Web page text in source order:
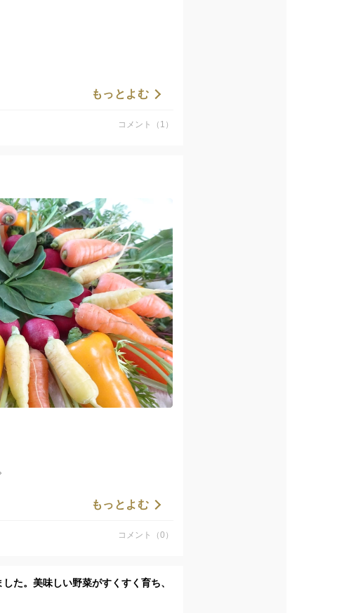
もっとよむ
コメント（1）
もっとよむ
コメント（0）
た。美味しい野菜がすくすく育ち、